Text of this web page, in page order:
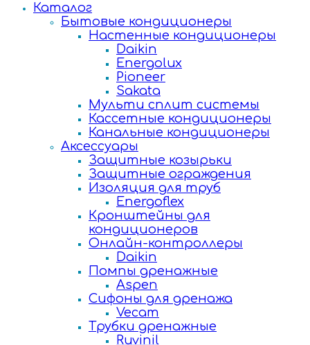
Каталог
Бытовые кондиционеры
Настенные кондиционеры
Daikin
Energolux
Pioneer
Sakata
Мульти сплит системы
Кассетные кондиционеры
Канальные кондиционеры
Аксессуары
Защитные козырьки
Защитные ограждения
Изоляция для труб
Energoflex
Кронштейны для
кондиционеров
Онлайн-контроллеры
Daikin
Помпы дренажные
Aspen
Сифоны для дренажа
Vecam
Трубки дренажные
Ruvinil